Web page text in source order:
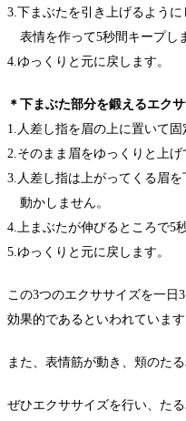
3.下まぶたを引き上げるよう
表情を作って5秒間キープし
4.ゆっくりと元に戻します。
＊下まぶた部分を鍛えるエク
1.人差し指を眉の上に置いて固
2.そのまま眉をゆっくりと上げ
3.人差し指は上がってくる眉を
動かしません。
4.上まぶたが伸びるところで5
5.ゆっくりと元に戻します。
この3つのエクササイズを一日3
効果的であるといわれています
また、表情筋が動き、頬のた
ぜひエクササイズを行い、た